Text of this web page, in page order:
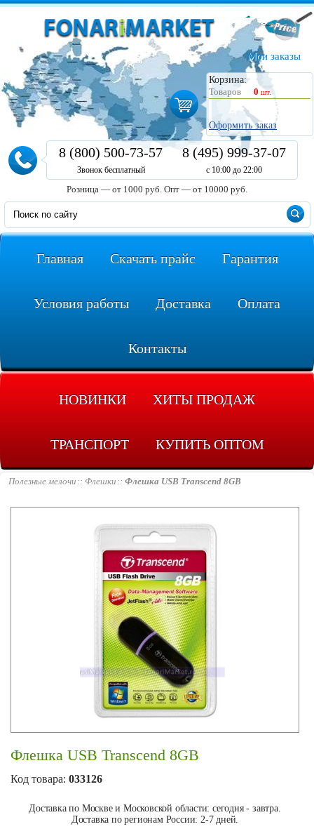
Мои заказы
Корзина:
Товаров
0 шт.
Оформить заказ
8 (800) 500-73-57
Звонок бесплатный
8 (495) 999-37-07
с 10:00 до 22:00
Розница — от 1000 руб. Опт — от 10000 руб.
Главная Скачать прайс Гарантия
Условия работы Доставка Оплата
Контакты
НОВИНКИ ХИТЫ ПРОДАЖ
ТРАНСПОРТ КУПИТЬ ОПТОМ
Полезные мелочи Флешки Флешка USB Transcend 8GB
Флешка USB Transcend 8GB
Код товара: 033126
Доставка по Москве и Московской области: сегодня - завтра.
Доставка по регионам России: 2-7 дней.